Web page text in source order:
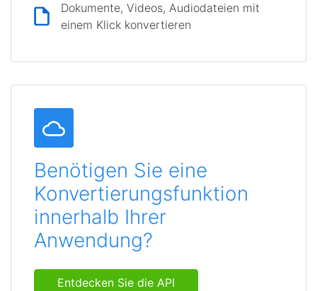
Dokumente, Videos, Audiodateien mit
einem Klick konvertieren
Benötigen Sie eine
Konvertierungsfunktion
innerhalb Ihrer
Anwendung?
Entdecken Sie die API